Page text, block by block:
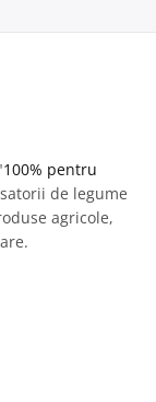
100% pentru
de legume
agricole,